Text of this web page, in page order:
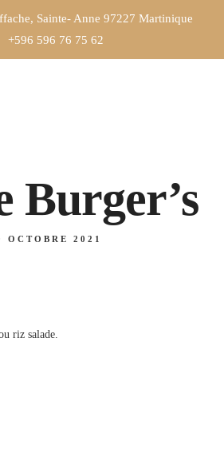
Sainte- Anne 97227 Martinique
+596 596 76 75 62
Burger’s
OCTOBRE 2021
riz salade.